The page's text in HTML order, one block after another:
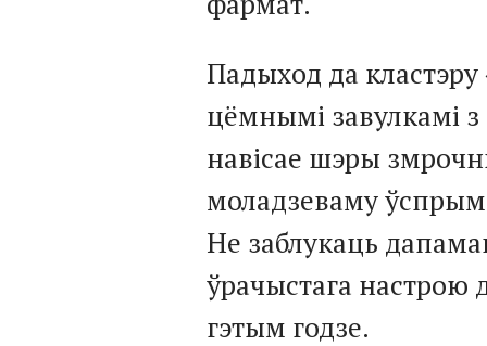
Падыход да
цёмнымі завулкамі з
навісае шэры
моладзеваму
Не заблукаць
ўрачыстага
гэтым годзе.